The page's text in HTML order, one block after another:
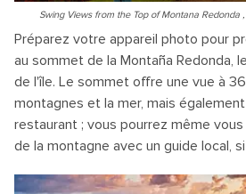
Swing Views from the Top of Montana Redonda
Préparez votre appareil photo pour
au sommet de la Montaña Redonda,
de l'île. Le sommet offre une vue à
montagnes et la mer, mais
restaurant ; vous pourrez même
de la montagne avec un guide local,